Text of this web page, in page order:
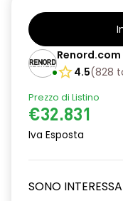
climatizzatore
criterio tecnico per
design cerchi in lega
disattivazione ADAS
distance warning
doppio fondo
driver display 10''
Renord.com
4.5(828
Prezzo di Listino
€32.831
Iva Esposta
SONO